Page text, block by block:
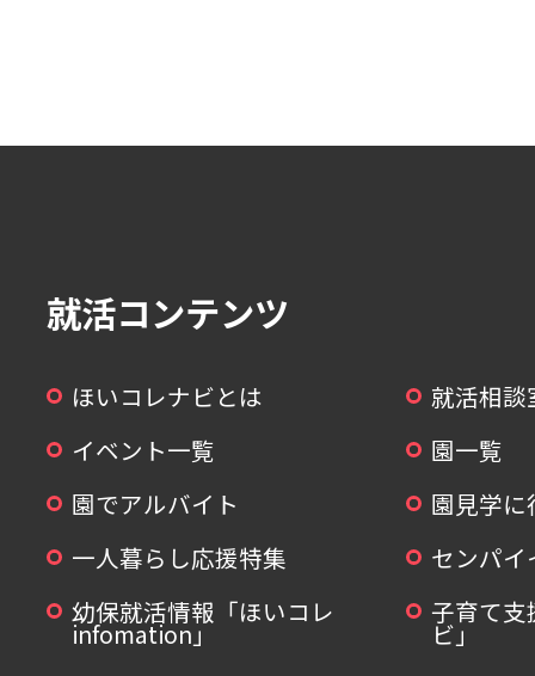
就活コンテンツ
ほいコレナビとは
就活相談
イベント一覧
園一覧
園でアルバイト
園見学
一人暮らし応援特集
センパ
幼保就活情報「ほいコレ
infomation」
子育て支
ビ」